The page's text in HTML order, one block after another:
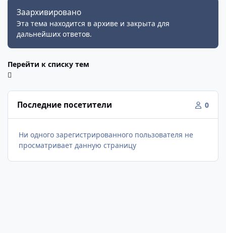
Заархивировано
Эта тема находится в архиве и закрыта для
дальнейших ответов.
Перейти к списку тем
Последние посетители 0
Ни одного зарегистрированного пользователя не
просматривает данную страницу